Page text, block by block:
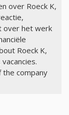
over Roeck K,
over het werk
Roeck K,
company